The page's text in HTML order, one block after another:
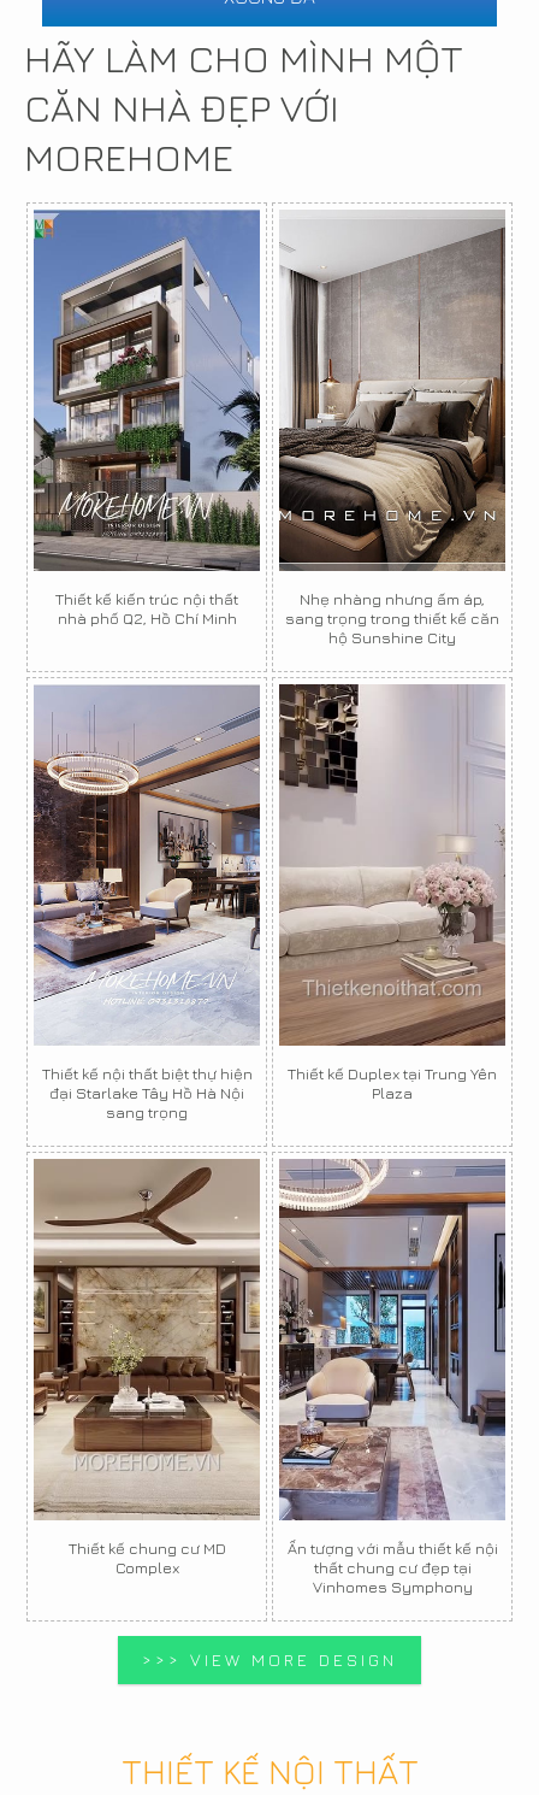
HÃY LÀM CHO MÌNH MỘT
CĂN NHÀ ĐẸP VỚI
MOREHOME
Thiết kế kiến trúc nội thất
nhà phố Q2, Hồ Chí Minh
Nhẹ nhàng nhưng ấm áp,
sang trọng trong thiết kế căn
hộ Sunshine City
Thiết kế nội thất biệt thự hiện
đại Starlake Tây Hồ Hà Nội
sang trọng
Thiết kế Duplex tại Trung Yên
Plaza
Thiết kế chung cư MD
Complex
Ấn tượng với mẫu thiết kế nội
thất chung cư đẹp tại
Vinhomes Symphony
>>> VIEW MORE DESIGN
THIẾT KẾ NỘI THẤT